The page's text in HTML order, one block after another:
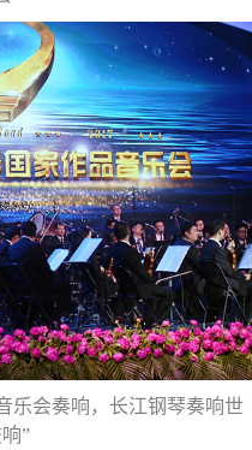
乐会奏响，长江钢琴奏响世
”